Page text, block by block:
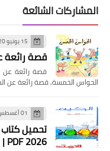
المشاركات الشائعة
15 يونيو 2020
قصة
قصة رائعة عن
الحواس الخمسة, قصة رائعة
01 أغسطس 2025
تحميل كتاب
2026 PDF | العضوية وغير العضوية